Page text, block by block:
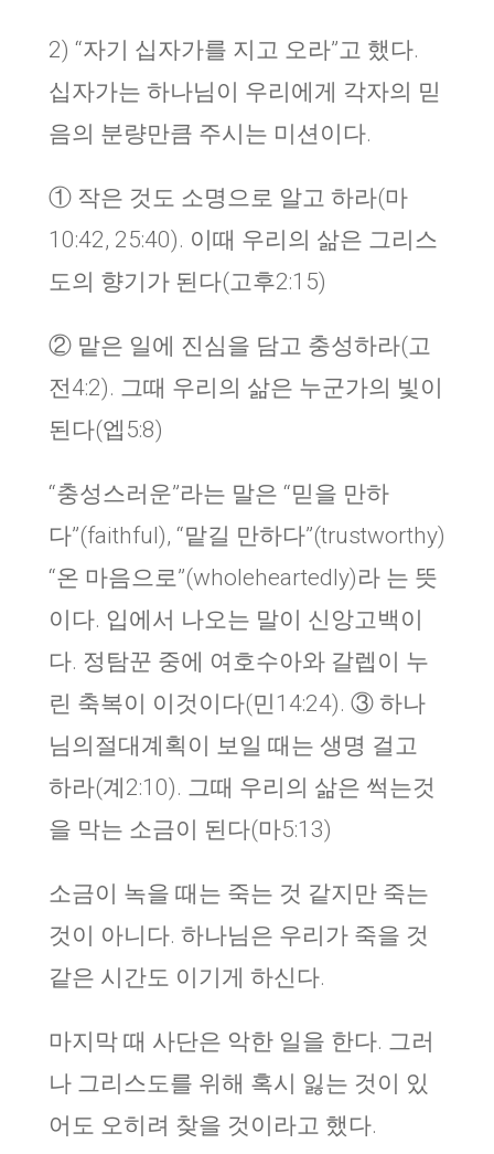
2) “자기 십자가를 지고 오라”고 했다.
십자가는 하나님이 우리에게 각자의 믿
음의 분량만큼 주시는 미션이다.
① 작은 것도 소명으로 알고 하라(마
10:42, 25:40). 이때 우리의 삶은 그리스
도의 향기가 된다(고후2:15)
② 맡은 일에 진심을 담고 충성하라(고
전4:2). 그때 우리의 삶은 누군가의 빛이
된다(엡5:8)
“충성스러운”라는 말은 “믿을 만하
다”(faithful), “맡길 만하다”(trustworthy)
“온 마음으로”(wholeheartedly)라 는 뜻
이다. 입에서 나오는 말이 신앙고백이
다. 정탐꾼 중에 여호수아와 갈렙이 누
린 축복이 이것이다(민14:24). ③ 하나
님의절대계획이 보일 때는 생명 걸고
하라(계2:10). 그때 우리의 삶은 썩는것
을 막는 소금이 된다(마5:13)
소금이 녹을 때는 죽는 것 같지만 죽는
것이 아니다. 하나님은 우리가 죽을 것
같은 시간도 이기게 하신다.
마지막 때 사단은 악한 일을 한다. 그러
나 그리스도를 위해 혹시 잃는 것이 있
어도 오히려 찾을 것이라고 했다.